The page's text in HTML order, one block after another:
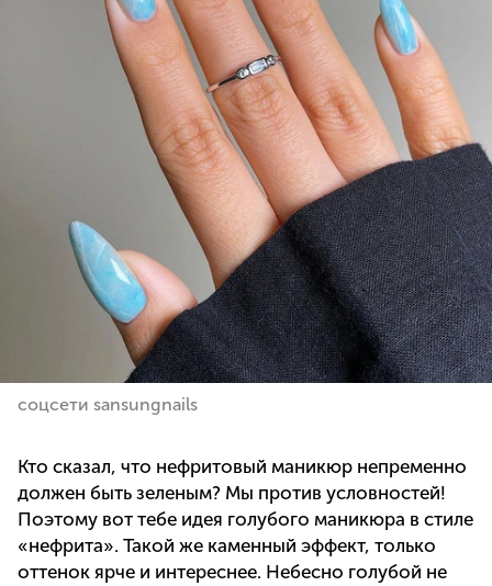
соцсети sansungnails
Кто сказал, что нефритовый маникюр непременно
должен быть зеленым? Мы против условностей!
Поэтому вот тебе идея голубого маникюра в стиле
«нефрита». Такой же каменный эффект, только
оттенок ярче и интереснее. Небесно голубой не